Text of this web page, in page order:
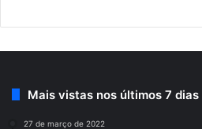
Mais vistas nos últimos 7 dias
27 de março de 2022